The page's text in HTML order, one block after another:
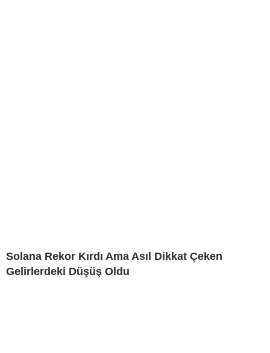
Solana Rekor Kırdı Ama Asıl Dikkat Çeken
Gelirlerdeki Düşüş Oldu